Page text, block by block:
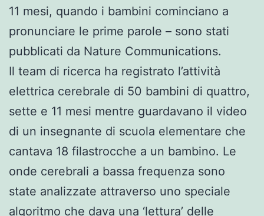
11 mesi, quando i bambini cominciano a
pronunciare le prime parole – sono stati
pubblicati da Nature Communications.
Il team di ricerca ha registrato l’attività
elettrica cerebrale di 50 bambini di quattro,
sette e 11 mesi mentre guardavano il video
di un insegnante di scuola elementare che
cantava 18 filastrocche a un bambino. Le
onde cerebrali a bassa frequenza sono
state analizzate attraverso uno speciale
algoritmo che dava una ‘lettura’ delle